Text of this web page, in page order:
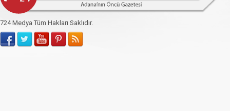
724 Medya Tüm Hakları Saklıdır.